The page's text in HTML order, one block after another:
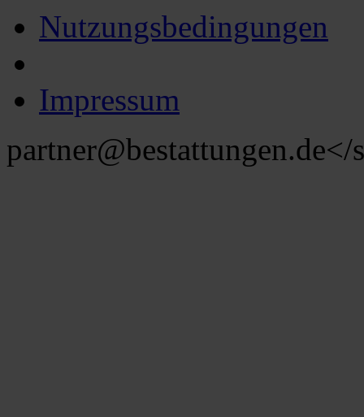
Nutzungsbedingungen
Impressum
partner@bestattungen.de</